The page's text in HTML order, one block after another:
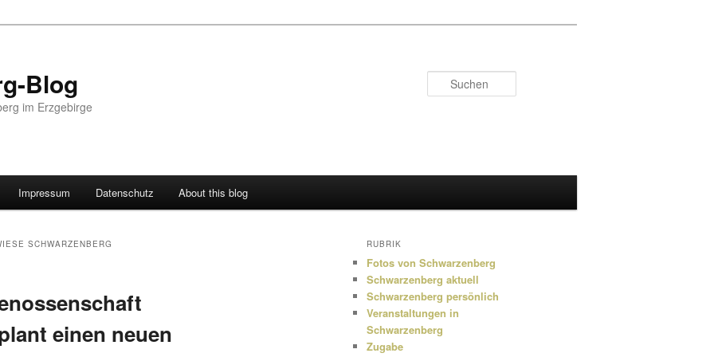
Blog
im Erzgebirge
Impressum Datenschutz About this blog
SCHWARZENBERG
einen neuen
RUBRIK
Fotos von Schwarzenberg
Schwarzenberg aktuell
Schwarzenberg persönlich
Veranstaltungen in
Schwarzenberg
Zugabe